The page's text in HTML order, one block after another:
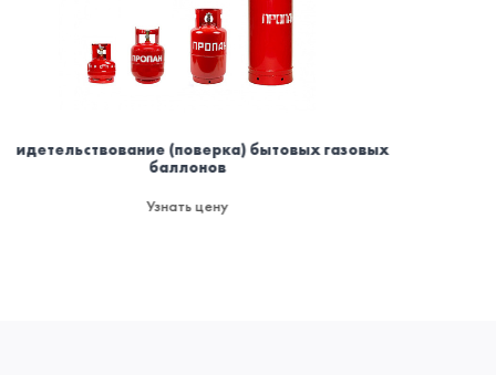
газовых
Омывающая жидкость для машины